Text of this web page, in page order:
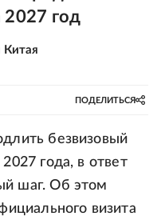
2027 год
Китая
ПОДЕЛИТЬСЯ
безвизовый
года, в ответ
шаг. Об этом
визита